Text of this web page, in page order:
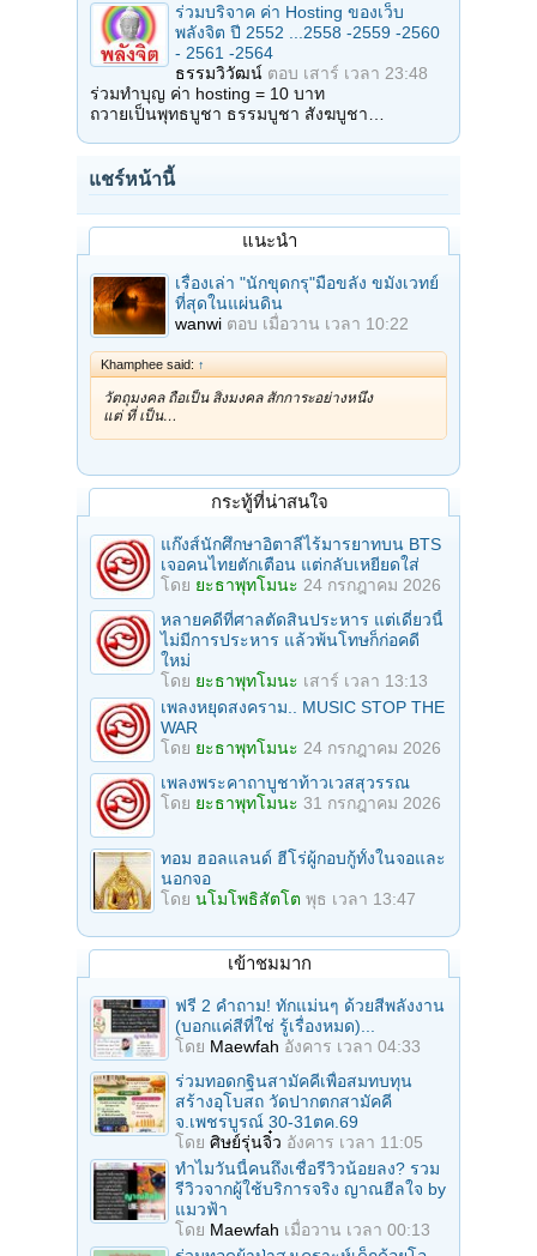
ร่วมบริจาค ค่า Hosting ของเว็บ
พลังจิต ปี 2552 ...2558 -2559 -2560
- 2561 -2564
ธรรมวิวัฒน์ ตอบ เสาร์ เวลา 23:48
ร่วมทำบุญ ค่า hosting = 10 บาท
ถวายเป็นพุทธบูชา ธรรมบูชา สังฆบูชา…
แชร์หน้านี้
แนะนำ
เรื่องเล่า "นักขุดกรุ"มือขลัง ขมังเวทย์
ที่สุดในแผ่นดิน
wanwi ตอบ เมื่อวาน เวลา 10:22
Khamphee said: ↑
วัตถุมงคล ถือเป็น สิ่งมงคล สักการะอย่างหนึ่ง
แต่ ที่ เป็น…
กระทู้ที่น่าสนใจ
แก๊งส์นักศึกษาอิตาลีไร้มารยาทบน BTS
เจอคนไทยตักเตือน แต่กลับเหยียดใส่
โดย ยะธาพุทโมนะ 24 กรกฎาคม 2026
หลายคดีที่ศาลตัดสินประหาร แต่เดี๋ยวนี้
ไม่มีการประหาร แล้วพ้นโทษก็ก่อคดี
ใหม่
โดย ยะธาพุทโมนะ เสาร์ เวลา 13:13
เพลงหยุดสงคราม.. MUSIC STOP THE
WAR
โดย ยะธาพุทโมนะ 24 กรกฎาคม 2026
เพลงพระคาถาบูชาท้าวเวสสุวรรณ
โดย ยะธาพุทโมนะ 31 กรกฎาคม 2026
ทอม ฮอลแลนด์ ฮีโร่ผู้กอบกู้ทั้งในจอและ
นอกจอ
โดย นโมโพธิสัตโต พุธ เวลา 13:47
เข้าชมมาก
ฟรี 2 คำถาม! ทักแม่นๆ ด้วยสีพลังงาน
(บอกแค่สีที่ใช่ รู้เรื่องหมด)...
โดย Maewfah อังคาร เวลา 04:33
ร่วมทอดกฐินสามัคคีเพื่อสมทบทุน
สร้างอุโบสถ วัดปากตกสามัคคี
จ.เพชรบูรณ์ 30-31ตค.69
โดย ศิษย์รุ่นจิ๋ว อังคาร เวลา 11:05
ทำไมวันนี้คนถึงเชื่อรีวิวน้อยลง? รวม
รีวิวจากผู้ใช้บริการจริง ญาณฮีลใจ by
แมวฟ้า
โดย Maewfah เมื่อวาน เวลา 00:13